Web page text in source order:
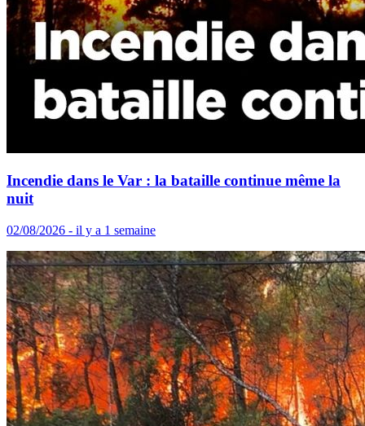
Incendie dans le Var : la bataille continue même la
nuit
02/08/2026 - il y a 1 semaine